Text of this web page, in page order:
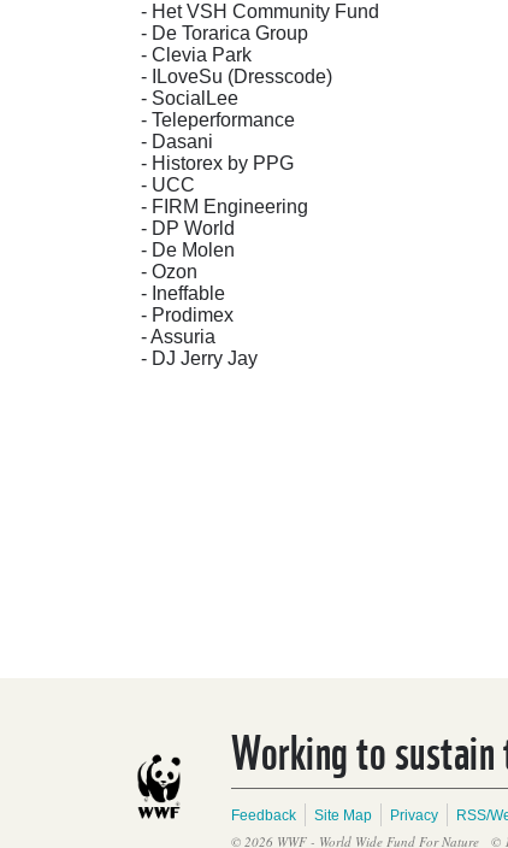
- Het VSH Community Fund
- De Torarica Group
- Clevia Park
- ILoveSu (Dresscode)
- SocialLee
- Teleperformance
- Dasani
- Historex by PPG
- UCC
- FIRM Engineering
- DP World
- De Molen
- Ozon
- Ineffable
- Prodimex
- Assuria
- DJ Jerry Jay
Working to
Feedback Site Map Privacy RSS/
© 2026 WWF - World Wide Fund For Nature ©